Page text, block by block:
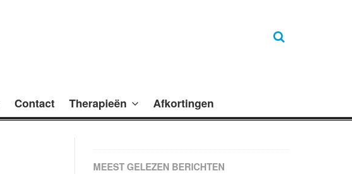
Contact Therapieën Afkortingen
MEEST GELEZEN BERICHTEN